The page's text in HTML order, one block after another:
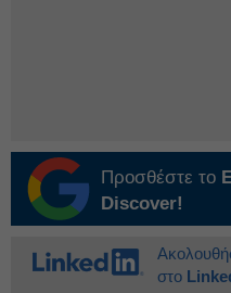
Προσθέστε το
Discover!
στο